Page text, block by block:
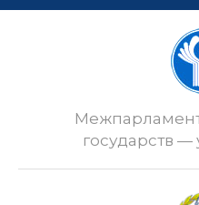
государств —